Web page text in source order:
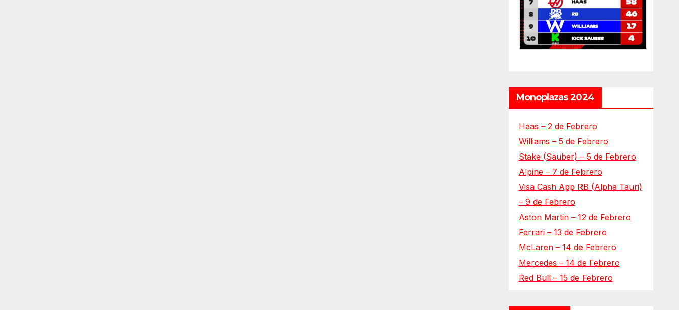
Monoplazas 2024
Haas – 2 de Febrero
Williams – 5 de Febrero
Stake (Sauber) – 5 de Febrero
Alpine – 7 de Febrero
Visa Cash App RB (Alpha Tauri)
– 9 de Febrero
Aston Martin – 12 de Febrero
Ferrari – 13 de Febrero
McLaren – 14 de Febrero
Mercedes – 14 de Febrero
Red Bull – 15 de Febrero